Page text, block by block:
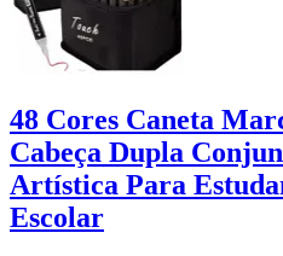
48 Cores Caneta
Cabeça Dupla
Artística Para
Escolar